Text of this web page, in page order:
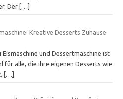
Der […]
Kreative Desserts Zuhause
Eismaschine und Dessertmaschine ist
für alle, die ihre eigenen Desserts wie
[…]